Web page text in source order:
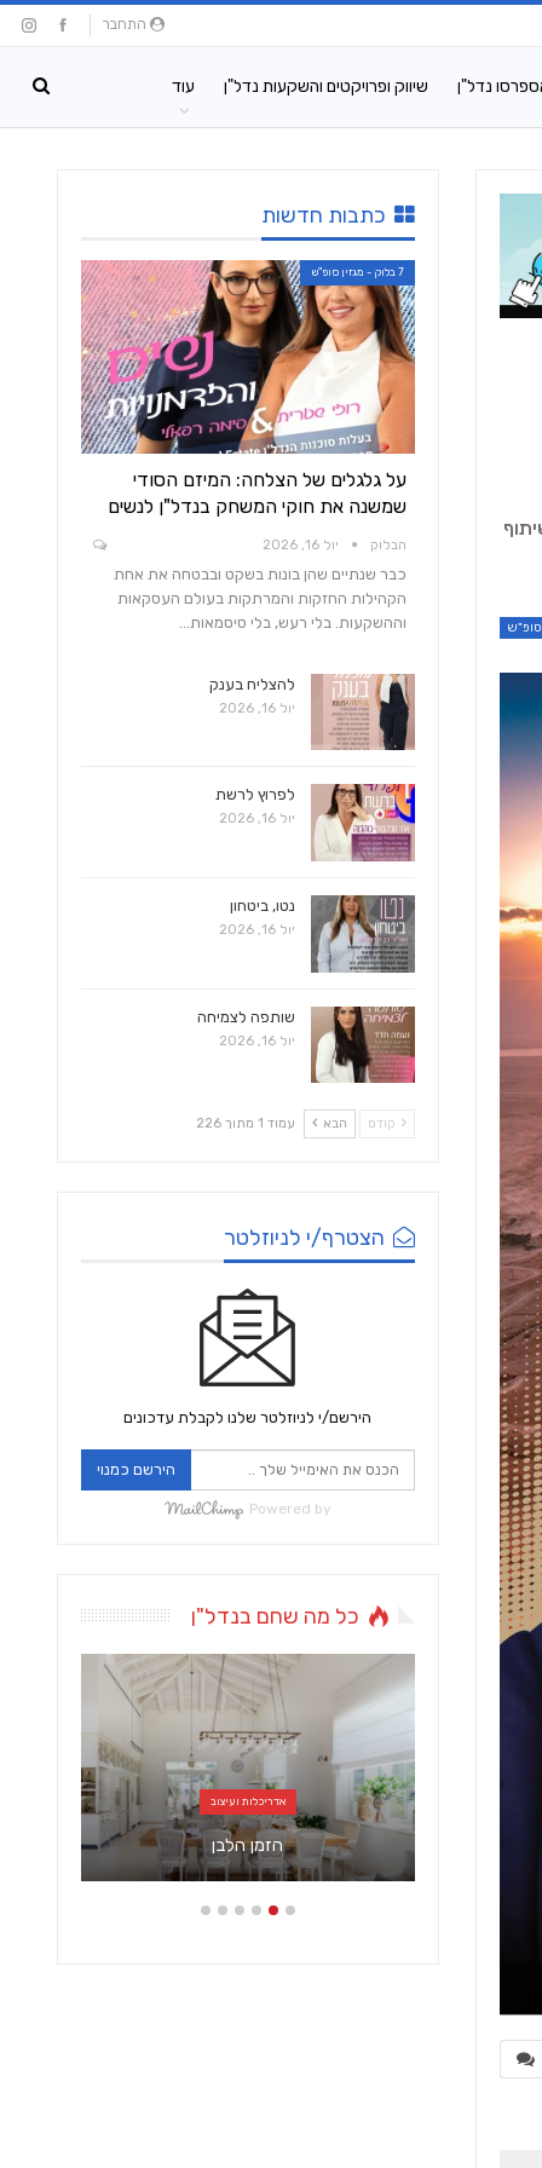
התחבר
נדל"ן שיווק ופרויקטים והשקעות נדל"ן עוד
כתבות חדשות
7 בלוק - מגזין סופ"ש
על גלגלים של הצלחה: המיזם הסודי
שמשנה את חוקי המשחק בנדל"ן לנשים
הבלוק יול 16, 2026
כבר שנתיים שהן בונות בשקט ובבטחה את אחת
הקהילות החזקות והמרתקות בעולם העסקאות
וההשקעות. בלי רעש, בלי סיסמאות…
להצליח בענק
יול 16, 2026
לפרוץ לרשת
יול 16, 2026
נטו, ביטחון
יול 16, 2026
שותפה לצמיחה
יול 16, 2026
קודם הבא עמוד 1 מתוך 226
הצטרף/י לניוזלטר
הירשם/י לניוזלטר שלנו לקבלת עדכונים
הירשם כמנוי
Powered by
כל מה שחם בנדל"ן
אדריכלות ועיצוב
הזמן הלבן